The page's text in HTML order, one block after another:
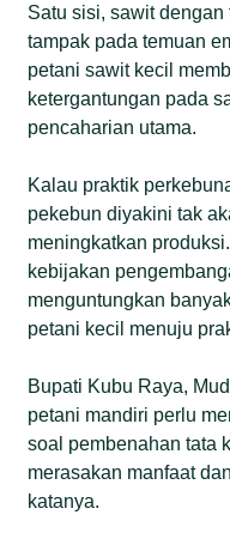
Satu sisi, sawit
tampak pada temuan
petani sawit kecil
ketergantungan pada
pencaharian utama.
Kalau praktik
pekebun diyakini tak
meningkatkan
kebijakan
menguntungkan
petani kecil menuju
Bupati Kubu Raya,
petani mandiri perlu
soal pembenahan tata
merasakan manfaat
katanya.